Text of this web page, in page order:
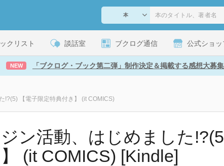
クリスト 談話室 ブクログ通信 公式ショッ
NEW 「ブクログ・ブック第二弾」制作決定＆掲載する感想大募集
!?(5) 【電子限定特典付き】 (it COMICS)
ン活動、はじめました
(it COMICS) [Kindle]